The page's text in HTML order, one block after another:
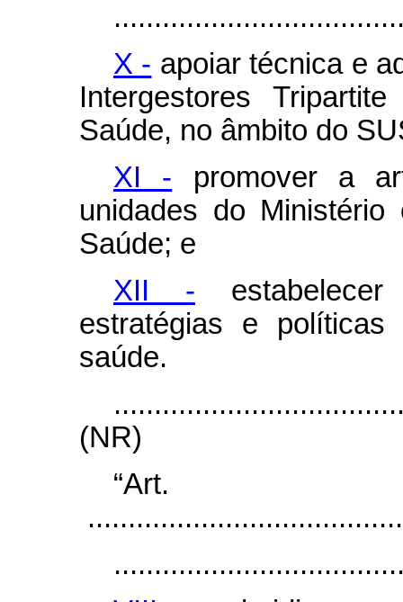
X - apoiar técnica e
Intergestores
Saúde, no âmbito do
XI - promover a
unidades do
Saúde; e
XII -
estratégias e
saúde.
(NR)